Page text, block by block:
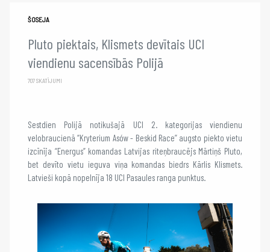
ŠOSEJA
Pluto piektais, Klismets devītais UCI
viendienu sacensībās Polijā
707 SKATĪJUMI
Sestdien Polijā notikušajā UCI 2. kategorijas viendienu
velobraucienā “Kryterium Asów - Beskid Race” augsto piekto vietu
izcīnīja “Energus” komandas Latvijas riteņbraucējs Mārtiņš Pluto,
bet devīto vietu ieguva viņa komandas biedrs Kārlis Klismets.
Latvieši kopā nopelnīja 18 UCI Pasaules ranga punktus.